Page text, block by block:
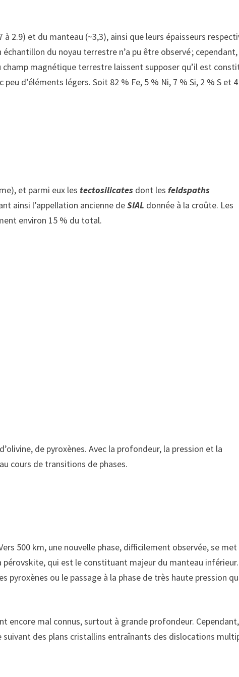
2.9) et du manteau (~3,3), ainsi que leurs épaisseurs
du noyau terrestre n’a pu être observé ; cependant,
magnétique terrestre laissent supposer qu’il est
d’éléments légers. Soit 82 % Fe, 5 % Ni, 7 % Si, 2 % S et
et parmi eux les tectosilicates dont lesfeldspaths
ainsi l’appellation ancienne deSIAL donnée à la croûte. Les
environ 15 % du total.
de pyroxènes. Avec la profondeur, la pression et la
cours de transitions de phases.
500 km, une nouvelle phase, difficilement observée, se met
qui est le constituant majeur du manteau
pyroxènes ou le passage à la phase de très haute pression
encore mal connus, surtout à grande profondeur.
des plans cristallins entraînants des dislocations